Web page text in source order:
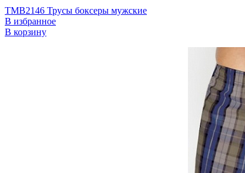
TMB2146 Трусы боксеры мужские
В избранное
В корзину